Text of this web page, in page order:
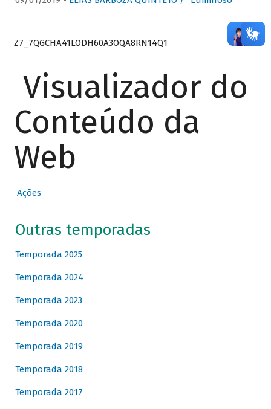
Z7_7QGCHA41LODH60A3OQA8RN14Q1
Visualizador do
Conteúdo da
Web
Ações
Outras temporadas
Temporada 2025
Temporada 2024
Temporada 2023
Temporada 2020
Temporada 2019
Temporada 2018
Temporada 2017